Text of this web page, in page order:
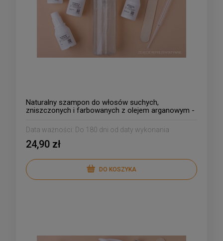
Naturalny szampon do włosów suchych,
zniszczonych i farbowanych z olejem arganowym -
Data ważności: Do 180 dni od daty wykonania
24,90 zł
DO KOSZYKA